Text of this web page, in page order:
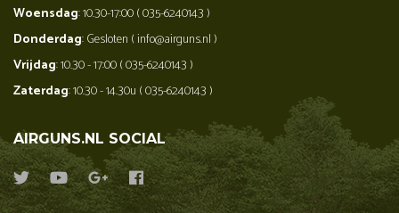
Woensdag: 10.30-17:00 ( 035-6240143 )
Donderdag: Gesloten ( info@airguns.nl )
Vrijdag: 10.30 - 17:00 ( 035-6240143 )
Zaterdag: 10.30 - 14.30u ( 035-6240143 )
AIRGUNS.NL SOCIAL